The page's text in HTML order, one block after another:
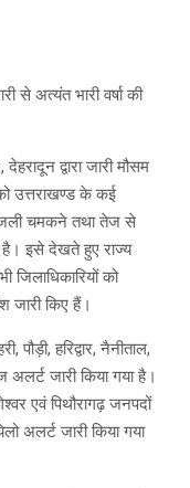
अत्यंत भारी वर्षा की
द्वारा जारी मौसम
उत्तराखण्ड के कई
चमकने तथा तेज से
है। इसे देखते हुए राज्य
को
जारी किए हैं।
हरिद्वार, नैनीताल,
जारी किया गया है।
एवं पिथौरागढ़ जनपदों
अलर्ट जारी किया गया